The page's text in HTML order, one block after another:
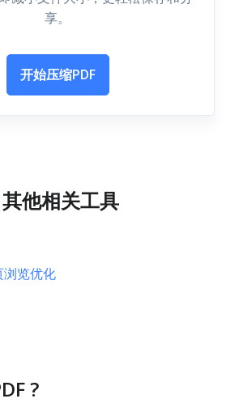
享。
开始压缩PDF
他相关工具
浏览优化
?